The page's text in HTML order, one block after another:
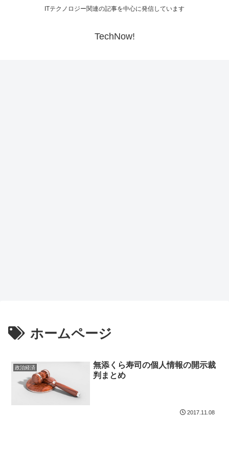
ITテクノロジー関連の記事を中心に発信しています
TechNow!
ホームページ
政治経済
無添くら寿司の個人情報の開示裁
判まとめ
2017.11.08